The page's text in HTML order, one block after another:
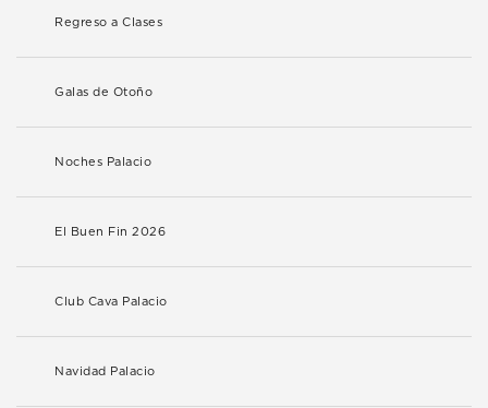
Regreso a Clases
Galas de Otoño
Noches Palacio
El Buen Fin 2026
Club Cava Palacio
Navidad Palacio